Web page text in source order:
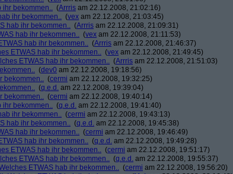
ihr bekommen.. (Arrris am 22.12.2008, 21:02:16)
ihr bekommen.. (vex am 22.12.2008, 21:03:45)
hab ihr bekommen.. (Arrris am 22.12.2008, 21:09:31)
hab ihr bekommen.. (vex am 22.12.2008, 21:11:53)
hab ihr bekommen.. (Arrris am 22.12.2008, 21:46:37)
ETWAS hab ihr bekommen.. (vex am 22.12.2008, 21:49:45)
ETWAS hab ihr bekommen.. (Arrris am 22.12.2008, 21:51:03)
(dev0 am 22.12.2008, 19:18:56)
bekommen.. (cermi am 22.12.2008, 19:32:25)
(q.e.d. am 22.12.2008, 19:39:04)
bekommen.. (cermi am 22.12.2008, 19:40:14)
ihr bekommen.. (q.e.d. am 22.12.2008, 19:41:40)
ihr bekommen.. (cermi am 22.12.2008, 19:43:13)
hab ihr bekommen.. (q.e.d. am 22.12.2008, 19:45:38)
hab ihr bekommen.. (cermi am 22.12.2008, 19:46:49)
hab ihr bekommen.. (q.e.d. am 22.12.2008, 19:49:28)
ETWAS hab ihr bekommen.. (cermi am 22.12.2008, 19:51:17)
ETWAS hab ihr bekommen.. (q.e.d. am 22.12.2008, 19:55:37)
ETWAS hab ihr bekommen.. (cermi am 22.12.2008, 19:56:20)